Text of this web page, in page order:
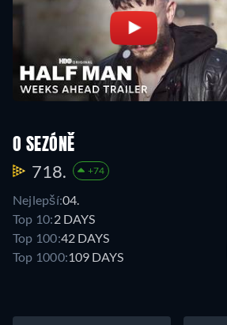
O SEZÓNĚ
718. +74
Nejlepší:04.
Top 10:2 DAYS
Top 100:42 DAYS
Top 1000:109 DAYS